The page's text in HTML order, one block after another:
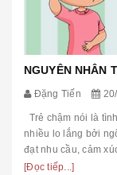
NGUYÊN NHÂN
Đặng Tiến
Trẻ chậm nói là
nhiều lo lắng bởi
đạt nhu cầu, cảm
[Đọc tiếp...]